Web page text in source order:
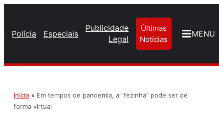
Polícia Especiais
Publicidade
Legal
Últimas
Notícias
MENU
Início » Em tempos de pandemia, a “fezinha” pode ser de
forma virtual